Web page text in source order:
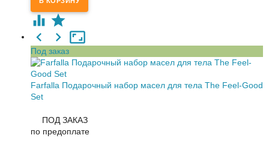
Под заказ
Farfalla Подарочный набор масел для тела The Feel-Good
Set
ПОД ЗАКАЗ
по предоплате